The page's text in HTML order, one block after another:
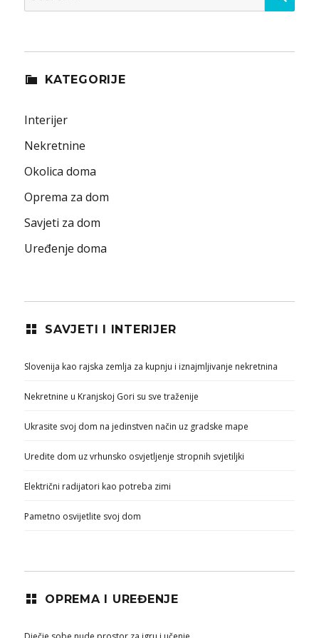
for:
KATEGORIJE
Interijer
Nekretnine
Okolica doma
Oprema za dom
Savjeti za dom
Uređenje doma
SAVJETI I INTERIJER
Slovenija kao rajska zemlja za kupnju i iznajmljivanje nekretnina
Nekretnine u Kranjskoj Gori su sve traženije
Ukrasite svoj dom na jedinstven način uz gradske mape
Uredite dom uz vrhunsko osvjetljenje stropnih svjetiljki
Električni radijatori kao potreba zimi
Pametno osvijetlite svoj dom
OPREMA I UREĐENJE